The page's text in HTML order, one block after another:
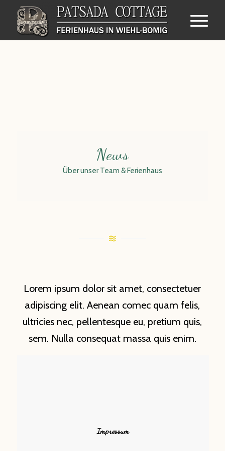
News
Über unser Team & Ferienhaus
Lorem ipsum dolor sit amet, consectetuer
adipiscing elit. Aenean comec quam felis,
ultricies nec, pellentesque eu, pretium quis,
sem. Nulla consequat massa quis enim.
Impressum